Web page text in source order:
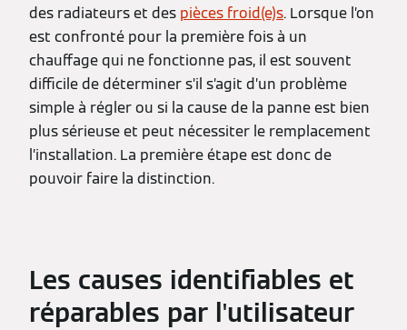
des radiateurs et des pièces froid(e)s. Lorsque l’on
est confronté pour la première fois à un
chauffage qui ne fonctionne pas, il est souvent
difficile de déterminer s’il s’agit d’un problème
simple à régler ou si la cause de la panne est bien
plus sérieuse et peut nécessiter le remplacement
l’installation. La première étape est donc de
pouvoir faire la distinction.
Les causes identifiables et
réparables par l'utilisateur